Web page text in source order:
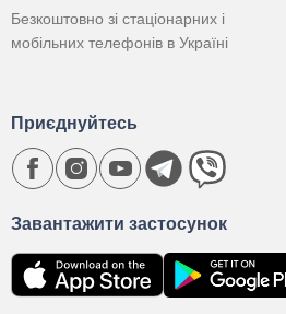
Безкоштовно зі стаціонарних і
мобільних телефонів в Україні
Завантажити застосунок
Приєднуйтесь